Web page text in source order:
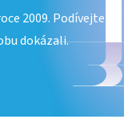
2009. Podívejte
dokázali.